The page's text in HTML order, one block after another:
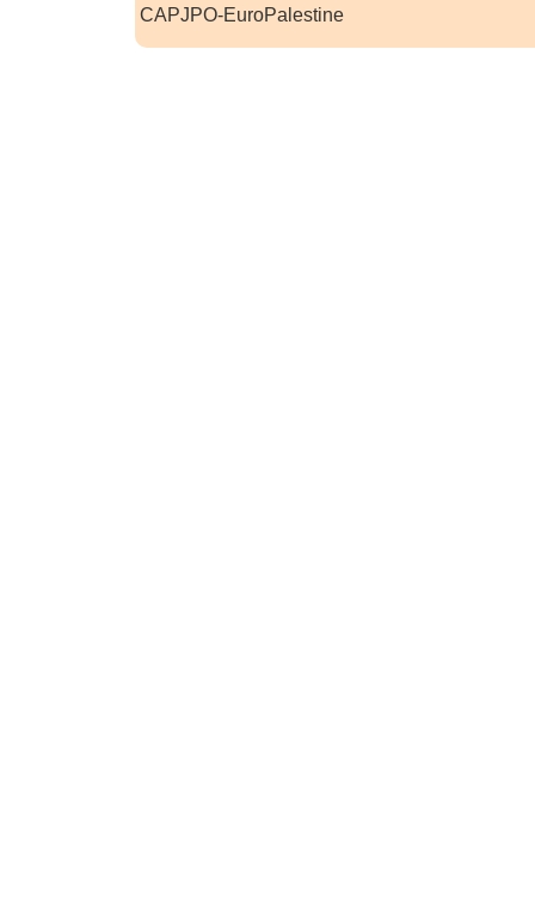
CAPJPO-EuroPalestine